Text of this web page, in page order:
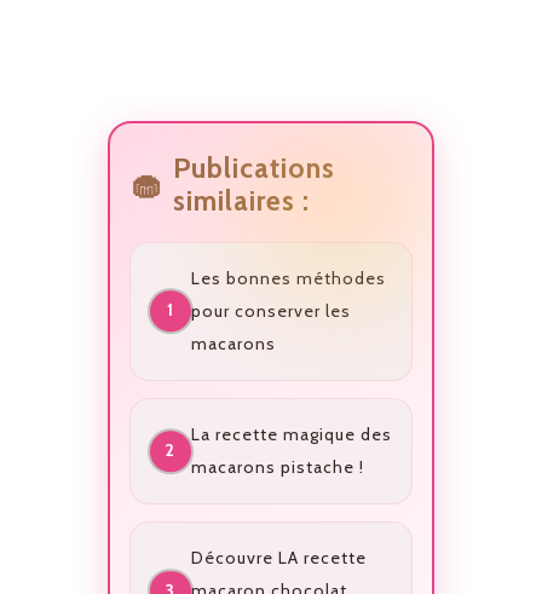
Publications
similaires :
Les bonnes méthodes
pour conserver les
macarons
La recette magique des
macarons pistache !
Découvre LA recette